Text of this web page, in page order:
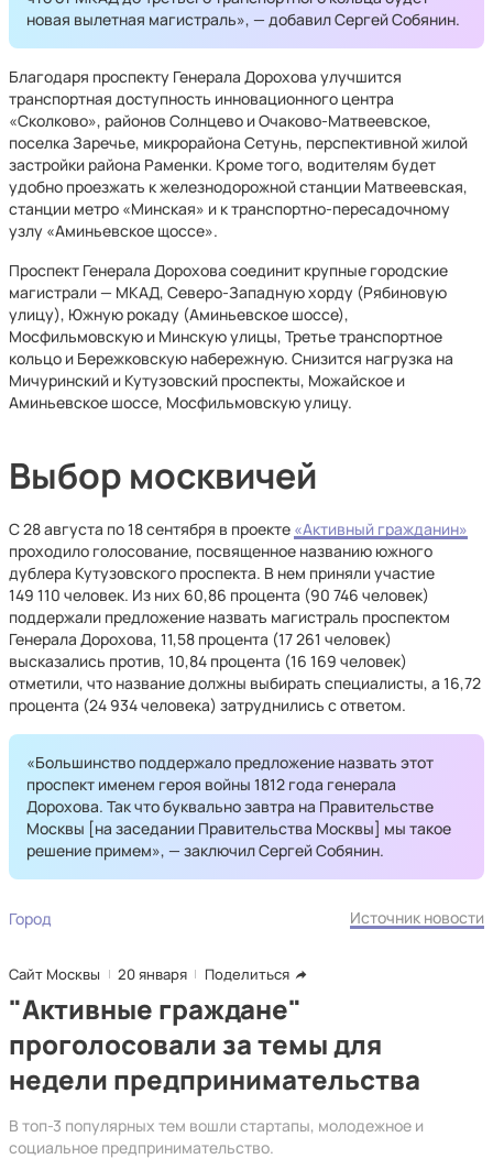
новая вылетная магистраль», — добавил Сергей Собянин.
Благодаря проспекту Генерала Дорохова улучшится
транспортная доступность инновационного центра
«Сколково», районов Солнцево и Очаково-Матвеевское,
поселка Заречье, микрорайона Сетунь, перспективной жилой
застройки района Раменки. Кроме того, водителям будет
удобно проезжать к железнодорожной станции Матвеевская,
станции метро «Минская» и к транспортно-пересадочному
узлу «Аминьевское щоссе».
Проспект Генерала Дорохова соединит крупные городские
магистрали — МКАД, Северо-Западную хорду (Рябиновую
улицу), Южную рокаду (Аминьевское шоссе),
Мосфильмовскую и Минскую улицы, Третье транспортное
кольцо и Бережковскую набережную. Снизится нагрузка на
Мичуринский и Кутузовский проспекты, Можайское и
Аминьевское шоссе, Мосфильмовскую улицу.
Выбор москвичей
С 28 августа по 18 сентября в проекте «Активный гражданин»
проходило голосование, посвященное названию южного
дублера Кутузовского проспекта. В нем приняли участие
149 110 человек. Из них 60,86 процента (90 746 человек)
поддержали предложение назвать магистраль проспектом
Генерала Дорохова, 11,58 процента (17 261 человек)
высказались против, 10,84 процента (16 169 человек)
отметили, что название должны выбирать специалисты, а 16,72
процента (24 934 человека) затруднились с ответом.
«Большинство поддержало предложение назвать этот
проспект именем героя войны 1812 года генерала
Дорохова. Так что буквально завтра на Правительстве
Москвы [на заседании Правительства Москвы] мы такое
решение примем», — заключил Сергей Собянин.
Город Источник новости
Сайт Москвы 20 января Поделиться
"Активные граждане"
проголосовали за темы для
недели предпринимательства
В топ-3 популярных тем вошли стартапы, молодежное и
социальное предпринимательство.